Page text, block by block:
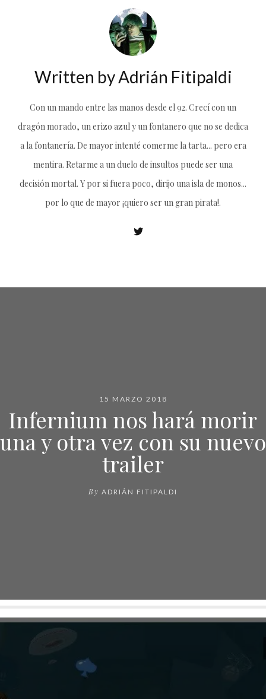
Written byAdrián Fitipaldi
Con un mando entre las manos desde el 92. Crecí con un
dragón morado, un erizo azul y un fontanero que no se dedica
a la fontanería. De mayor intenté comerme la tarta... pero era
mentira. Retarme a un duelo de insultos puede ser una
decisión mortal. Y por si fuera poco, dirijo una isla de monos...
por lo que de mayor ¡quiero ser un gran pirata!.
15 MARZO 2018
Infernium nos hará morir
una y otra vez con su nuevo
trailer
By ADRIÁN FITIPALDI